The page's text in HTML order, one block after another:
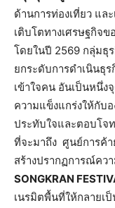
ด้านการท่องเที่ยว แล
เติบโตทางเศรษฐกิจข
โดยในปี 2569 กลุ่มธุ
ยกระดับการดำเนินธุ
เข้าใจคน อันเป็นหนึ่ง
ความแข็งแกร่งให้กับ
ประทับใจและตอบโจ
ที่จะมาถึง ศูนย์การค้
สร้างปรากฏการณ์คว
SONGKRAN
เนรมิตพื้นที่ให้กลายเ